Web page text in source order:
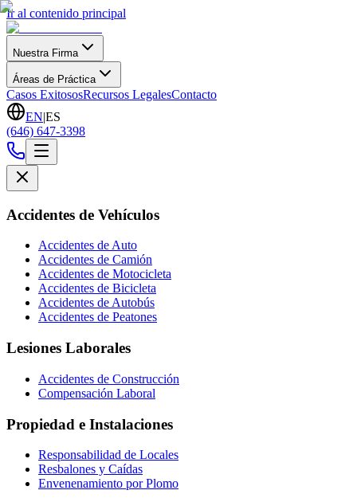
Ir al contenido principal
Nuestra Firma
Áreas de Práctica
Casos ExitososRecursos LegalesContacto
EN|ES
(646) 647-3398
Accidentes de Vehículos
Accidentes de Auto
Accidentes de Camión
Accidentes de Motocicleta
Accidentes de Bicicleta
Accidentes de Autobús
Accidentes de Peatones
Lesiones Laborales
Accidentes de Construcción
Compensación Laboral
Propiedad e Instalaciones
Responsabilidad de Locales
Resbalones y Caídas
Envenenamiento por Plomo